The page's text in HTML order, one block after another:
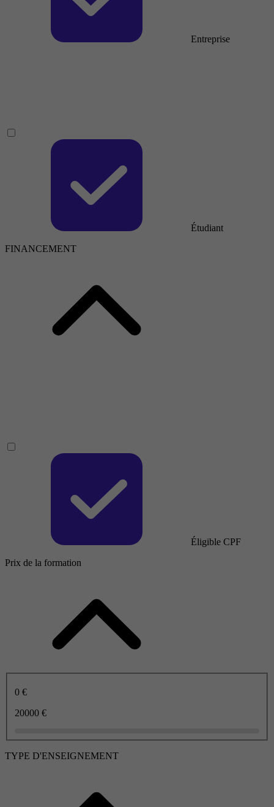
Entreprise
Étudiant
FINANCEMENT
Éligible CPF
Prix de la formation
0 €
20000 €
TYPE D'ENSEIGNEMENT